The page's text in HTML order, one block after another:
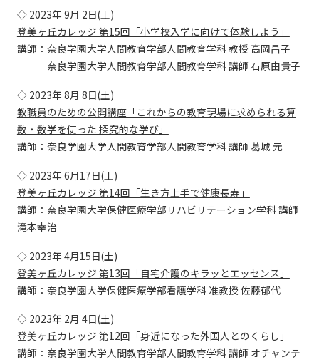
◇ 2023年 9月 2日(土)
登美ヶ丘カレッジ 第15回「小学校入学に向けて体験しよう」
講師：奈良学園大学人間教育学部人間教育学科 教授 高岡昌子
奈良学園大学人間教育学部人間教育学科 講師 石原由貴子
◇ 2023年 8月 8日(土)
教職員のための公開講座「これからの教育現場に求められる算
数・数学を使った 探究的な学び」
講師：奈良学園大学人間教育学部人間教育学科 講師 葛城 元
◇ 2023年 6月17日(土)
登美ヶ丘カレッジ 第14回「生き方上手で健康長寿」
講師：奈良学園大学保健医療学部リハビリテーション学科 講師
滝本幸治
◇ 2023年 4月15日(土)
登美ヶ丘カレッジ 第13回「自宅介護のキラッとエッセンス」
講師：奈良学園大学保健医療学部看護学科 准教授 佐藤郁代
◇ 2023年 2月 4日(土)
登美ヶ丘カレッジ 第12回「身近になった外国人とのくらし」
講師：奈良学園大学人間教育学部人間教育学科 講師 オチャンテ